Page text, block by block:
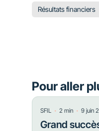
Résultats financiers
Pour aller
SFIL ・ 2 min ・ 9 juin
Grand